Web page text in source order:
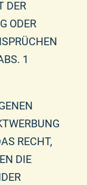
DER
ODER
1
RECHT,
DIE